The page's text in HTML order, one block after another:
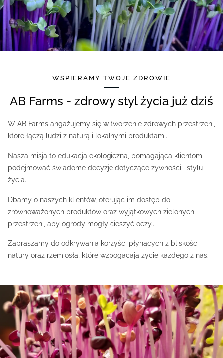
WSPIERAMY TWOJE ZDROWIE
AB Farms - zdrowy styl życia już dziś
W AB Farms angażujemy się w tworzenie zdrowych przestrzeni,
które łączą ludzi z naturą i lokalnymi produktami.
Nasza misja to edukacja ekologiczna, pomagająca klientom
podejmować świadome decyzje dotyczące żywności i stylu
życia.
Dbamy o naszych klientów, oferując im dostęp do
zrównoważonych produktów oraz wyjątkowych zielonych
przestrzeni, aby ogrody mogły cieszyć oczy..
Zapraszamy do odkrywania korzyści płynących z bliskości
natury oraz rzemiosła, które wzbogacają życie każdego z nas.